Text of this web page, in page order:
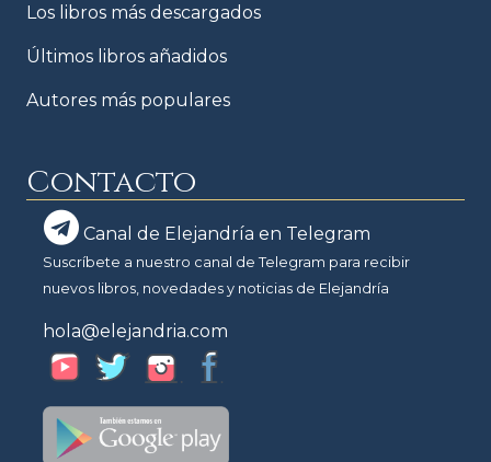
Los libros más descargados
Últimos libros añadidos
Autores más populares
Contacto
Canal de Elejandría en Telegram
Suscríbete a nuestro canal de Telegram para recibir
nuevos libros, novedades y noticias de Elejandría
hola@elejandria.com